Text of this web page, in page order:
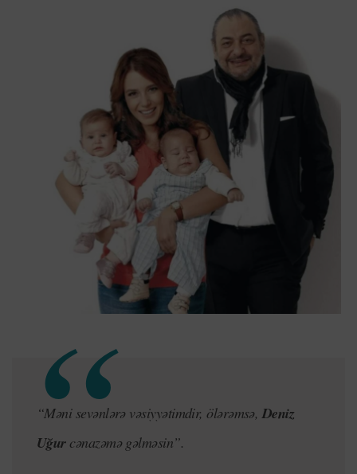
“Məni sevənlərə vəsiyyətimdir, ölərəmsə,Deniz
Uğurcənazəmə gəlməsin”.